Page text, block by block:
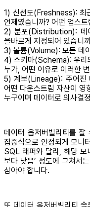
1) 신선도(Freshness): 최
언제였습니까? 어떤 업스
2) 분포(Distribution): 데
올바르게 지정되어 있습니
3) 볼륨(Volume): 모든 데
4) 스키마(Schema): 우리
누가, 어떤 이유로 이러한
5) 계보(Lineage): 주어진
어떤 다운스트림 자산이 영
누구이며 데이터로 의사결
데이터 옵저버빌리티를
집중식으로 안정되게 모니
SQL 래퍼와 달리, 해당 모
보다 낮음’ 정도에 그쳐서
삼아야 합니다.